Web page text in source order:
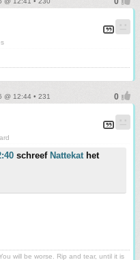
@ 12:44 • 231
schreef Nattekathet
will be worse. Rip and tear, until it is